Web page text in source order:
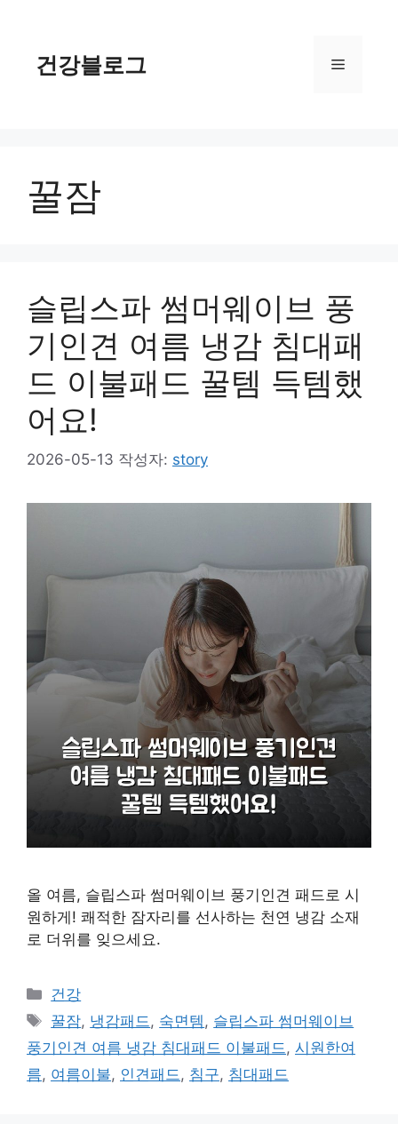
건강블로그 메
꿀잠
슬립스파 썸머웨이브 풍
기인견 여름 냉감 침대패
드 이불패드 꿀템 득템했
어요!
2026-05-13 작성자: story
올 여름, 슬립스파 썸머웨이브 풍기인견 패드로 시
원하게! 쾌적한 잠자리를 선사하는 천연 냉감 소재
로 더위를 잊으세요.
카
테
리
건강
태
그
꿀잠, 냉감패드 , 숙면템 , 슬립스파 썸머웨이브
풍기인견 여름 냉감 침대패드 이불패드 , 시원한여
름, 여름이불, 인견패드 , 침구, 침대패드